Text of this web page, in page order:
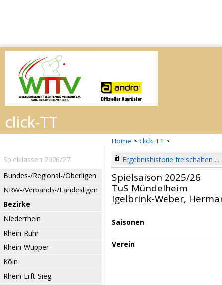
Home > click-TT >
Spielklassen 2026/27
Bundes-/Regional-/Oberligen
NRW-/Verbands-/Landesligen
Bezirke
Niederrhein
Rhein-Ruhr
Rhein-Wupper
Köln
Rhein-Erft-Sieg
Ergebnishistorie freischalten ...
Spielsaison 2025/26
TuS Mündelheim
Igelbrink-Weber,
Saisonen
Verein